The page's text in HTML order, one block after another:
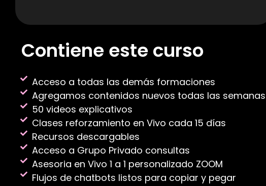
Contiene este curso
Acceso a todas las demás formaciones
Agregamos contenidos nuevos todas las semanas
50 videos explicativos
Clases reforzamiento en Vivo cada 15 días
Recursos descargables
Acceso a Grupo Privado consultas
Asesoria en Vivo 1 a 1 personalizado ZOOM
Flujos de chatbots listos para copiar y pegar